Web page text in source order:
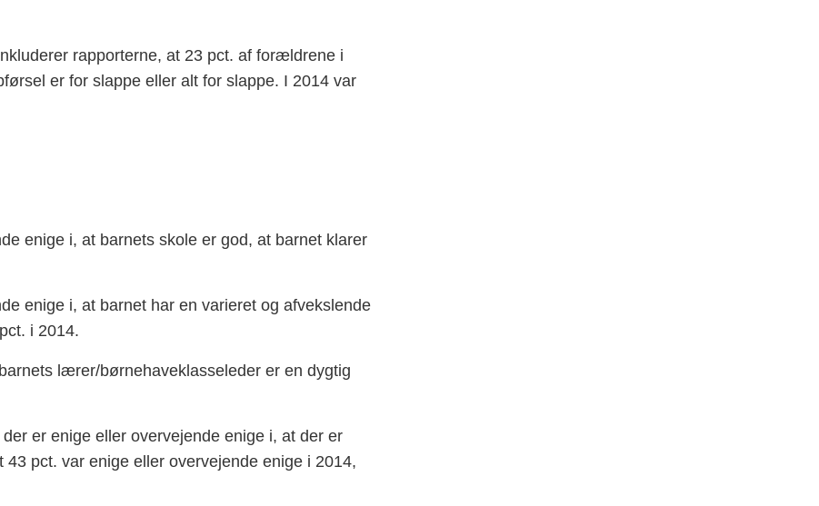
rapporterne, at 23 pct. af forældrene i
er for slappe eller alt for slappe. I 2014 var
enige i, at barnets skole er god, at barnet klarer
enige i, at barnet har en varieret og afvekslende
i 2014.
lærer/børnehaveklasseleder er en dygtig
er enige eller overvejende enige i, at der er
pct. var enige eller overvejende enige i 2014,